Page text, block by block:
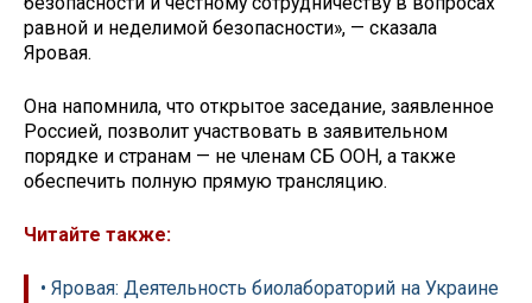
равной и неделимой безопасности», — сказала
Яровая.
Она напомнила, что открытое заседание, заявленное
Россией, позволит участвовать в заявительном
порядке и странам — не членам СБ ООН, а также
обеспечить полную прямую трансляцию.
Читайте также:
• Яровая: Деятельность биолабораторий на Украине